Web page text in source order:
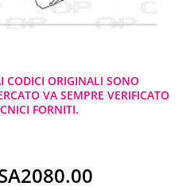
CODICI ORIGINALI SONO
VA SEMPRE VERIFICATO
FORNITI.